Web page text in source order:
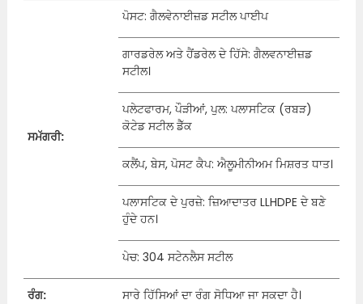
ਸਮੱਗਰੀ:
ਪੋਸਟ: ਗੈਲਵੇਨਾਈਜ਼ਡ ਸਟੀਲ ਪਾਈਪ
ਗਾਰਡਰੇਲ ਅਤੇ ਹੈਂਡਰੇਲ ਦੇ ਹਿੱਸੇ: ਗੈਲਵਨਾਈਜ਼ਡ
ਸਟੀਲ।
ਪਲੇਟਫਾਰਮ, ਪੌੜੀਆਂ, ਪੁਲ: ਪਲਾਸਟਿਕ (ਰਬੜ)
ਕੋਟੇਡ ਸਟੀਲ ਡੈੱਕ
ਕਲੈਂਪ, ਬੇਸ, ਪੋਸਟ ਕੈਪ: ਐਲੂਮੀਨੀਅਮ ਮਿਸ਼ਰਤ ਧਾਤ।
ਪਲਾਸਟਿਕ ਦੇ ਪੁਰਜ਼ੇ: ਜ਼ਿਆਦਾਤਰ LLHDPE ਦੇ ਬਣੇ
ਹੁੰਦੇ ਹਨ।
ਪੇਚ: 304 ਸਟੇਨਲੈਸ ਸਟੀਲ
ਰੰਗ: ਸਾਰੇ ਹਿੱਸਿਆਂ ਦਾ ਰੰਗ ਸੋਧਿਆ ਜਾ ਸਕਦਾ ਹੈ।